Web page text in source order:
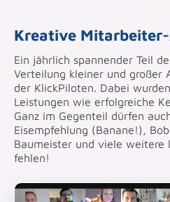
Kreative
Ein jährlich spannender Teil
Verteilung kleiner und großer
der KlickPiloten. Dabei
Leistungen wie erfolgreiche
Ganz im Gegenteil dürfen
Eisempfehlung (Banane!),
Baumeister und viele weitere
fehlen!